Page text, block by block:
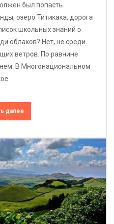
был попасть
озеро Титикака, дорога
школьных знаний о
облаков? Нет, не среди
ветров. По равнине
В Многонациональном
далее